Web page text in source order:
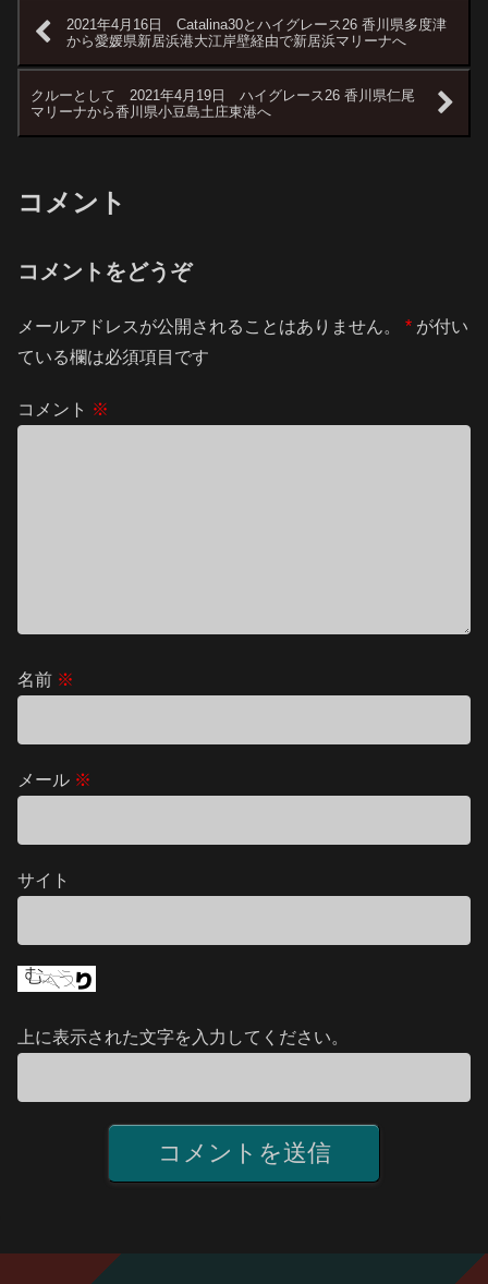
2021年4月16日 Catalina30とハイグレース26 香川県多度津
から愛媛県新居浜港大江岸壁経由で新居浜マリーナへ
クルーとして 2021年4月19日 ハイグレース26 香川県仁尾
マリーナから香川県小豆島土庄東港へ
コメント
コメントをどうぞ
メールアドレスが公開されることはありません。 * が付い
ている欄は必須項目です
コメント ※
名前 ※
メール ※
サイト
上に表示された文字を入力してください。